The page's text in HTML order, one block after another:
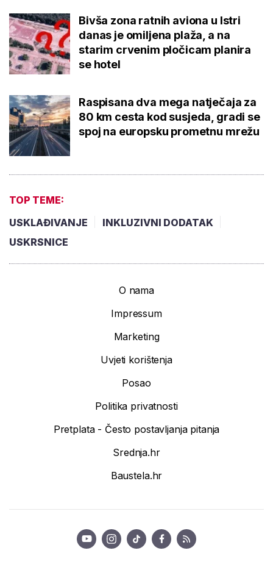
Bivša zona ratnih aviona u Istri
danas je omiljena plaža, a na
starim crvenim pločicam planira
se hotel
Raspisana dva mega natječaja za
80 km cesta kod susjeda, gradi se
spoj na europsku prometnu mrežu
TOP TEME:
USKLAĐIVANJE
INKLUZIVNI DODATAK
USKRSNICE
O nama
Impressum
Marketing
Uvjeti korištenja
Posao
Politika privatnosti
Pretplata - Često postavljanja pitanja
Srednja.hr
Baustela.hr